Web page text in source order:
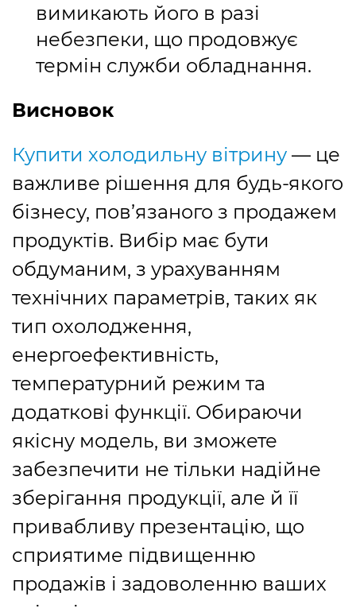
вимикають його в разі
небезпеки, що продовжує
термін служби обладнання.
Висновок
Купити холодильну вітрину — це
важливе рішення для будь-якого
бізнесу, пов’язаного з продажем
продуктів. Вибір має бути
обдуманим, з урахуванням
технічних параметрів, таких як
тип охолодження,
енергоефективність,
температурний режим та
додаткові функції. Обираючи
якісну модель, ви зможете
забезпечити не тільки надійне
зберігання продукції, але й її
привабливу презентацію, що
сприятиме підвищенню
продажів і задоволенню ваших